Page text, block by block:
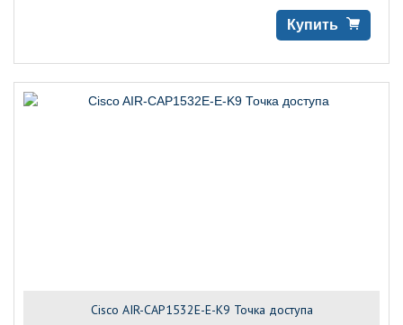
Купить
Cisco AIR-CAP1532E-E-K9 Точка доступа